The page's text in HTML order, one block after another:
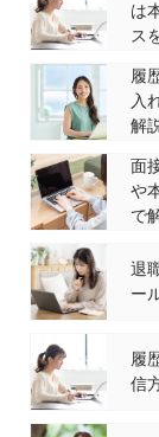
は
ス
履
入
解
面
や
で
退
ー
履
信